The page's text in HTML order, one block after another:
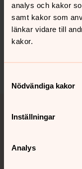
analys och kakor
samt kakor som
länkar vidare till
kakor.
Nödvändiga kakor
Inställningar
Analys
Senast ändrad 15 juni
Synpunkter
innehåll?
Dela
Kontakt